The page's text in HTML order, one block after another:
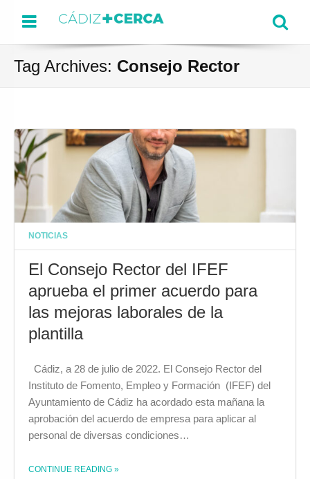
Menu
Tag Archives: Consejo Rector
NOTICIAS
El Consejo Rector del IFEF
aprueba el primer acuerdo para
las mejoras laborales de la
plantilla
Cádiz, a 28 de julio de 2022. El Consejo Rector del
Instituto de Fomento, Empleo y Formación (IFEF) del
Ayuntamiento de Cádiz ha acordado esta mañana la
aprobación del acuerdo de empresa para aplicar al
personal de diversas condiciones…
CONTINUE READING THE "EL CONSEJO RECTOR DEL IFEF APRUEBA EL PRIMER ACUERDO PARA LAS MEJORAS LABORALES DE LA PLANTILLA "
»